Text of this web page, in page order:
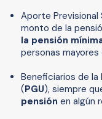
Aporte Previsional
monto de la
la pensión
personas mayores
Beneficiarios de la
(PGU), siempre
pensión en algún